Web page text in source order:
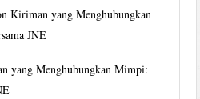
Kiriman yang Menghubungkan
JNE
yang Menghubungkan Mimpi: